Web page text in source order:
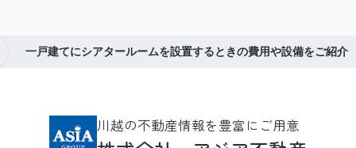
一戸建てにシアタールームを設置するときの費用や設備をご紹介
川越の不動産情報を豊富にご用意